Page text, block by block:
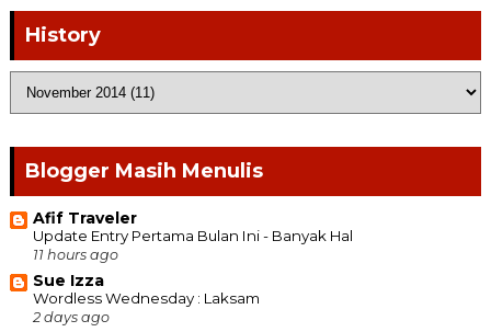
History
Blogger Masih Menulis
Afif Traveler
Update Entry Pertama Bulan Ini - Banyak Hal
11 hours ago
Sue Izza
Wordless Wednesday : Laksam
2 days ago